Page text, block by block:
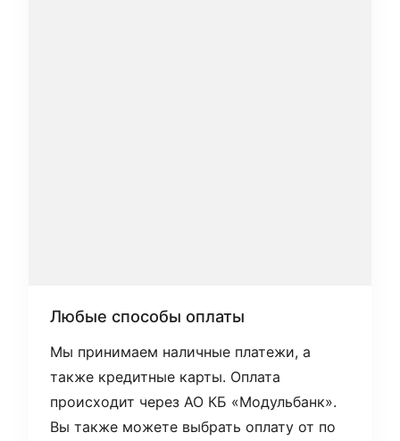
Любые способы оплаты
Мы принимаем наличные платежи, а
также кредитные карты. Оплата
происходит через АО КБ «Модульбанк».
Вы также можете выбрать оплату от по